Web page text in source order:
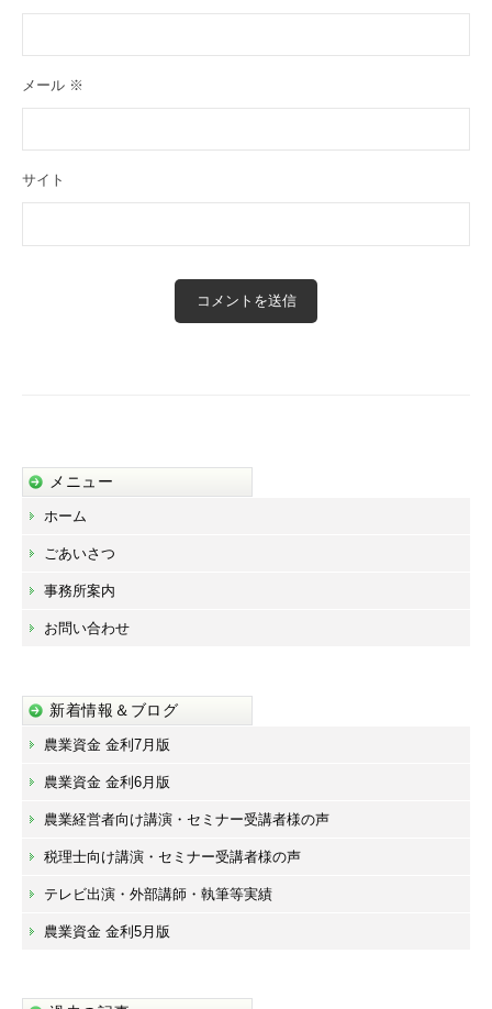
メール ※
サイト
メニュー
ホーム
ごあいさつ
事務所案内
お問い合わせ
新着情報＆ブログ
農業資金 金利7月版
農業資金 金利6月版
農業経営者向け講演・セミナー受講者様の声
税理士向け講演・セミナー受講者様の声
テレビ出演・外部講師・執筆等実績
農業資金 金利5月版